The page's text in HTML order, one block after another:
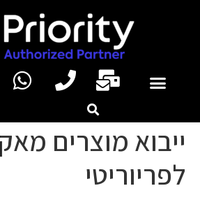
ייבוא מוצרים
לפריוריטי